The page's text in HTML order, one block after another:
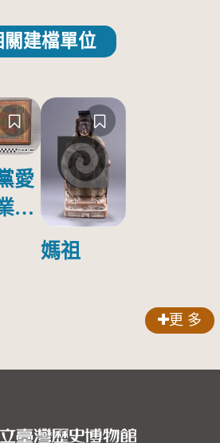
關建檔單位
愛
並
媽祖
更 多